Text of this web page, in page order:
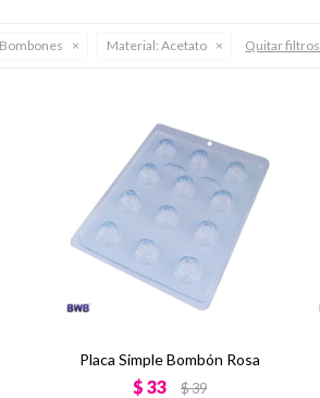
Bombones Material: Acetato Quitar filtros
Placa Simple Bombón Rosa
$ 33 $39